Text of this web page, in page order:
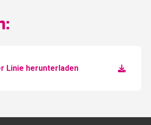
Linie herunterladen